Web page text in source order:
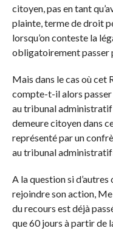
citoyen, pas en tant
plainte, terme de droit
lorsqu’on conteste la
obligatoirement passer
Mais dans le cas où cet
compte-t-il alors passer
au tribunal administratif
demeure citoyen dans
représenté par un
au tribunal
A la question si
rejoindre son action,
du recours est déjà
que 60 jours à partir de